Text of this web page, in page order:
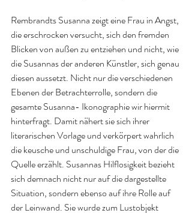
Rembrandts Susanna zeigt eine Frau in Angst,
die erschrocken versucht, sich den fremden
Blicken von außen zu entziehen und nicht, wie
die Susannas der anderen Künstler, sich genau
diesen aussetzt. Nicht nur die verschiedenen
Ebenen der Betrachterrolle, sondern die
gesamte Susanna- Ikonographie wir hiermit
hinterfragt. Damit nähert sie sich ihrer
literarischen Vorlage und verkörpert wahrlich
die keusche und unschuldige Frau, von der die
Quelle erzählt. Susannas Hilflosigkeit bezieht
sich demnach nicht nur auf die dargestellte
Situation, sondern ebenso auf ihre Rolle auf
der Leinwand. Sie wurde zum Lustobjekt